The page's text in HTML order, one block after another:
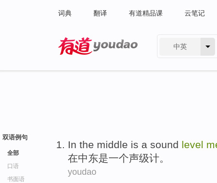
词典 翻译 有道精品课 云笔记
中英
双语例句
全部
口语
书面语
In the middle is a sound level
在中东是一个声级计。
youdao